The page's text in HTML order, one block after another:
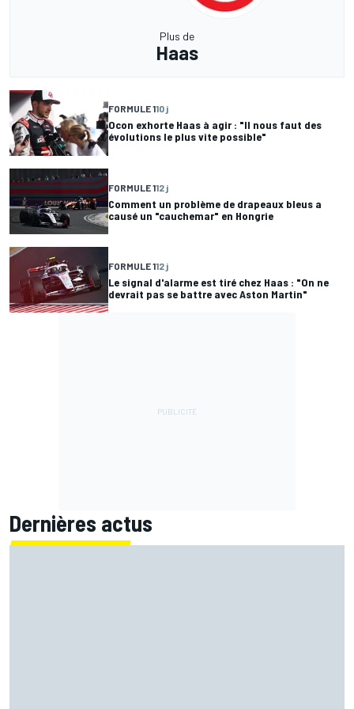
Plus de
Haas
FORMULE 110 j
Ocon exhorte Haas à agir : "Il nous faut des
évolutions le plus vite possible"
FORMULE 112 j
Comment un problème de drapeaux bleus a
causé un "cauchemar" en Hongrie
FORMULE 112 j
Le signal d'alarme est tiré chez Haas : "On ne
devrait pas se battre avec Aston Martin"
Dernières actus